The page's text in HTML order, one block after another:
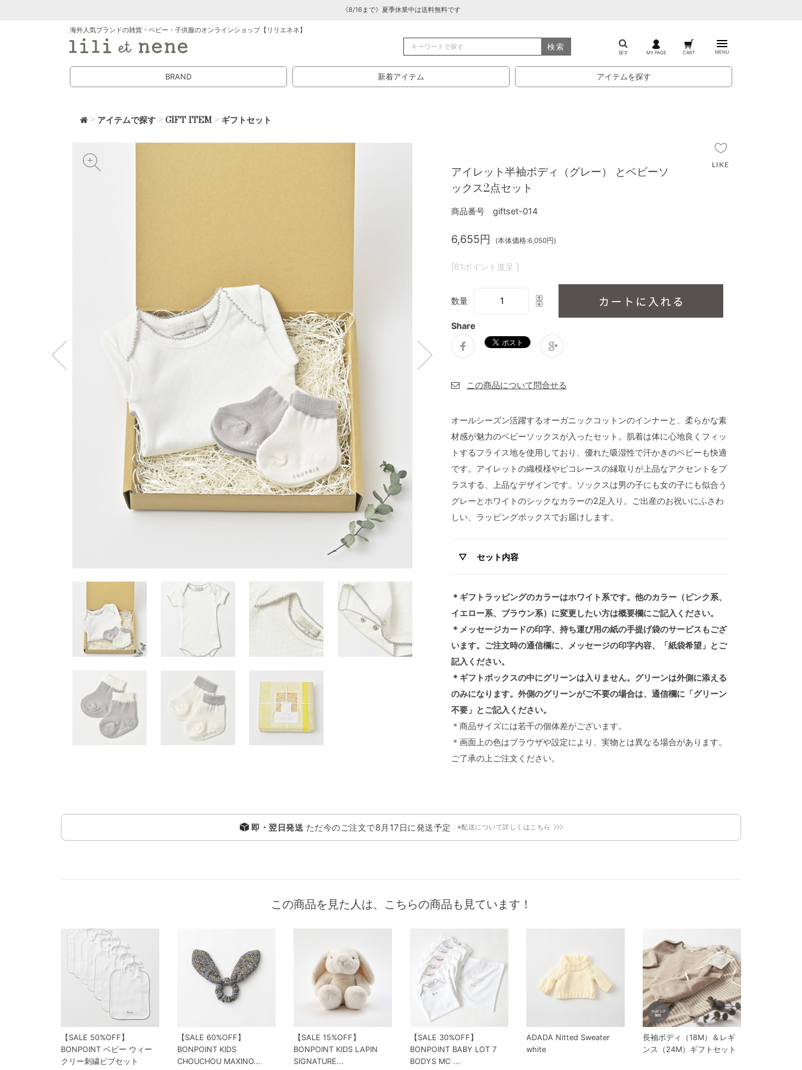
《8/16まで》夏季休業中は送料無料です
海外人気ブランドの雑貨・ベビー・子供服のオンラインショップ【リリエネネ】
検索
探す MY PAGE CART MENU
BRAND 新着アイテム アイテムを探す
> アイテムで探す >GIFT ITEM > ギフトセット
アイレット半袖ボディ（グレー） とベビーソ
ックス2点セット
商品番号 giftset-014
6,655円 (本体価格:6,050円)
[61ポイント進呈 ]
数量
Share
オールシーズン活躍するオーガニックコットンのインナーと、柔らかな素
材感が魅力のベビーソックスが入ったセット。肌着は体に心地良くフィッ
トするフライス地を使用しており、優れた吸湿性で汗かきのベビーも快適
です。アイレットの織模様やピコレースの縁取りが上品なアクセントをプ
ラスする、上品なデザインです。ソックスは男の子にも女の子にも似合う
グレーとホワイトのシックなカラーの2足入り。ご出産のお祝いにふさわ
しい、ラッピングボックスでお届けします。
セット内容
＊ギフトラッピングのカラーはホワイト系です。他のカラー（ピンク系、
イエロー系、ブラウン系）に変更したい方は概要欄にご記入ください。
＊メッセージカードの印字、持ち運び用の紙の手提げ袋のサービスもござ
います。ご注文時の通信欄に、メッセージの印字内容、「紙袋希望」とご
記入ください。
＊ギフトボックスの中にグリーンは入りません。グリーンは外側に添える
のみになります。外側のグリーンがご不要の場合は、通信欄に「グリーン
不要」とご記入ください。
＊商品サイズには若干の個体差がございます。
＊画面上の色はブラウザや設定により、実物とは異なる場合があります。
ご了承の上ご注文ください。
即・翌日発送 ただ今のご注文で8月17日に発送予定 ※配送について詳しくはこちら
この商品を見た人は、こちらの商品も見ています！
【SALE 50%OFF】
BONPOINT ベビー ウィー
クリー刺繍ビブセット
【SALE 60%OFF】
BONPOINT KIDS
CHOUCHOU MAXINO...
【SALE 15%OFF】
BONPOINT KIDS LAPIN
SIGNATURE...
【SALE 30%OFF】
BONPOINT BABY LOT 7
BODYS MC ...
ADADA Nitted Sweater
white
長袖ボディ（18M）＆レギ
ンス（24M）ギフトセット